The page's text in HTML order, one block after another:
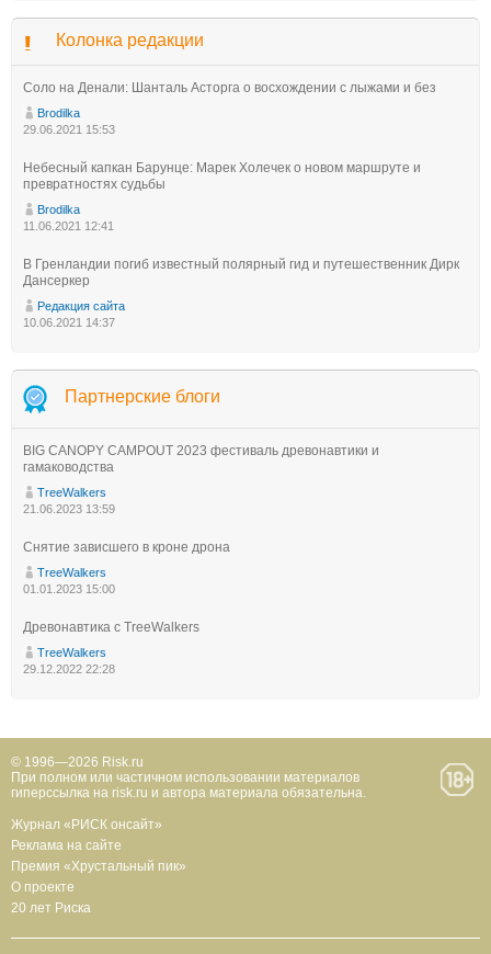
Колонка редакции
Соло на Денали: Шанталь Асторга о восхождении с лыжами и без
Brodilka
29.06.2021 15:53
Небесный капкан Барунце: Марек Холечек о новом маршруте и
превратностях судьбы
Brodilka
11.06.2021 12:41
В Гренландии погиб известный полярный гид и путешественник Дирк
Дансеркер
Редакция сайта
10.06.2021 14:37
Партнерские блоги
BIG CANOPY CAMPOUT 2023 фестиваль древонавтики и
гамаководства
TreeWalkers
21.06.2023 13:59
Снятие зависшего в кроне дрона
TreeWalkers
01.01.2023 15:00
Древонавтика с TreeWalkers
TreeWalkers
29.12.2022 22:28
© 1996—2026 Risk.ru
При полном или частичном использовании материалов
гиперссылка на risk.ru и автора материала обязательна.
Журнал «РИСК онсайт»
Реклама на сайте
Премия «Хрустальный пик»
О проекте
20 лет Риска